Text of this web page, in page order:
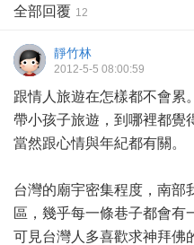
全部回覆 12
靜竹林
2012-5-5 08:00:59
跟情人旅遊在怎樣都不會累。
帶小孩子旅遊，到哪裡都覺
當然跟心情與年紀都有關。
台灣的廟宇密集程度，南部
區，幾乎每一條巷子都會有
可見台灣人多喜歡求神拜佛